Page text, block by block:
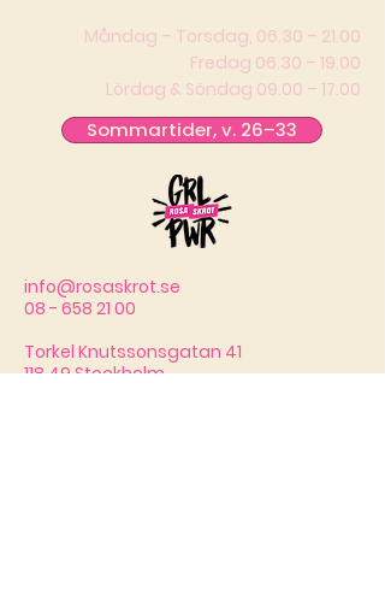
Måndag – Torsdag, 06.30 – 21.00
Fredag 06.30 – 19.00
Lördag & Söndag 09.00 – 17.00
Sommartider, v. 26–33
info@rosaskrot.se
08 - 658 21 00
Torkel Knutssonsgatan 41
118 49 Stockholm